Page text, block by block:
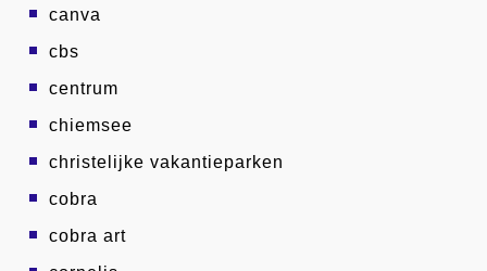
canva
cbs
centrum
chiemsee
christelijke vakantieparken
cobra
cobra art